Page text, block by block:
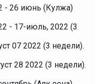
- 26 июнь (Кулжа)
- 17-июль, 2022 (3
07 2022 (3 недели).
28 2022 (3 недели).